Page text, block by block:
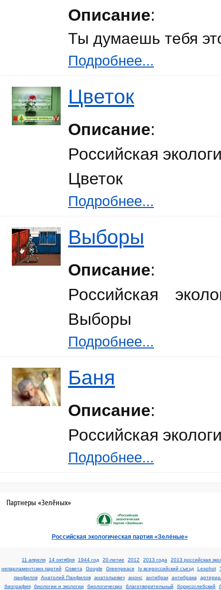
Описание:
Ты думаешь тебя
Подробнее...
Цветок
Описание:
Российская
Цветок
Подробнее...
Выборы
Описание:
Российская
Выборы
Подробнее...
Баня
Описание:
Российская
Подробнее...
Партнеры «Зелёных»
Российская экологическая партия «Зелёные»
11 апреля 14 октября 1944 год 20-летие 2012 2013 года
2013 российская
непарламентских партий
Cовета Google Greenpeace Iv всероссийский съезд Lesohot
панфилов
Анатолий Панфилов анатольевич анонс антибрак антибрака
биография
биологии и экологии биологических благотворительный борисоглебский